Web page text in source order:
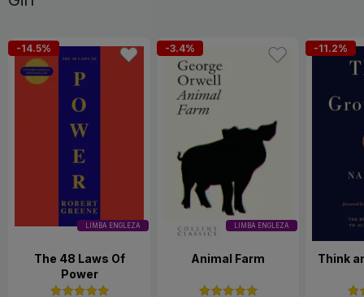
LIMBA ENGLEZA
-14.5%
The 48 Laws Of
Power
LIMBA ENGLEZA
-3.4%
Animal Farm
-11.2%
Think